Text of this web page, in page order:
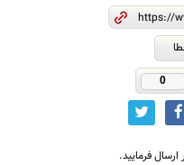
0
فرمایید.